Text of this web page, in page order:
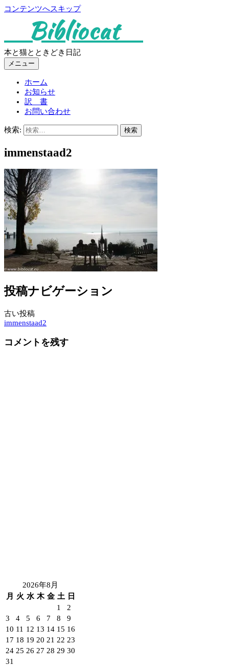
コンテンツへスキップ
Bibliocat
本と猫とときどき日記
メニュー
ホーム
お知らせ
訳 書
お問い合わせ
検索:
immenstaad2
投稿ナビゲーション
古い投稿
immenstaad2
コメントを残す
2026年8月
月
火 水 木 金 土
日
1
2
3
4 5 6 7 8
9
10 11 12 13 14 15 16
17 18 19 20 21 22 23
24 25 26 27 28 29 30
31